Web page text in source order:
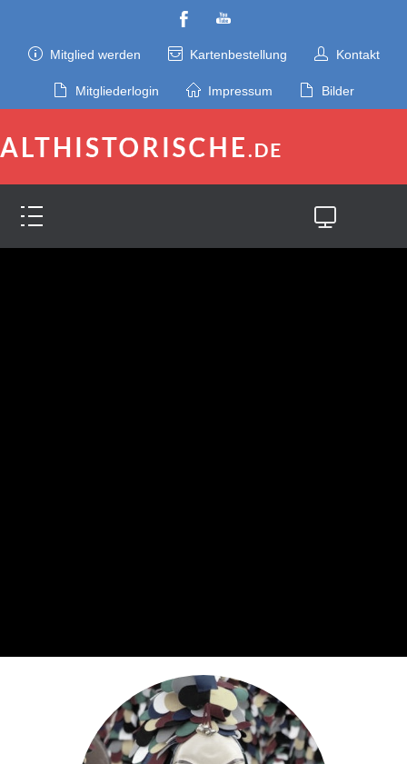
Mitglied werden Kartenbestellung Kontakt
Mitgliederlogin Impressum Bilder